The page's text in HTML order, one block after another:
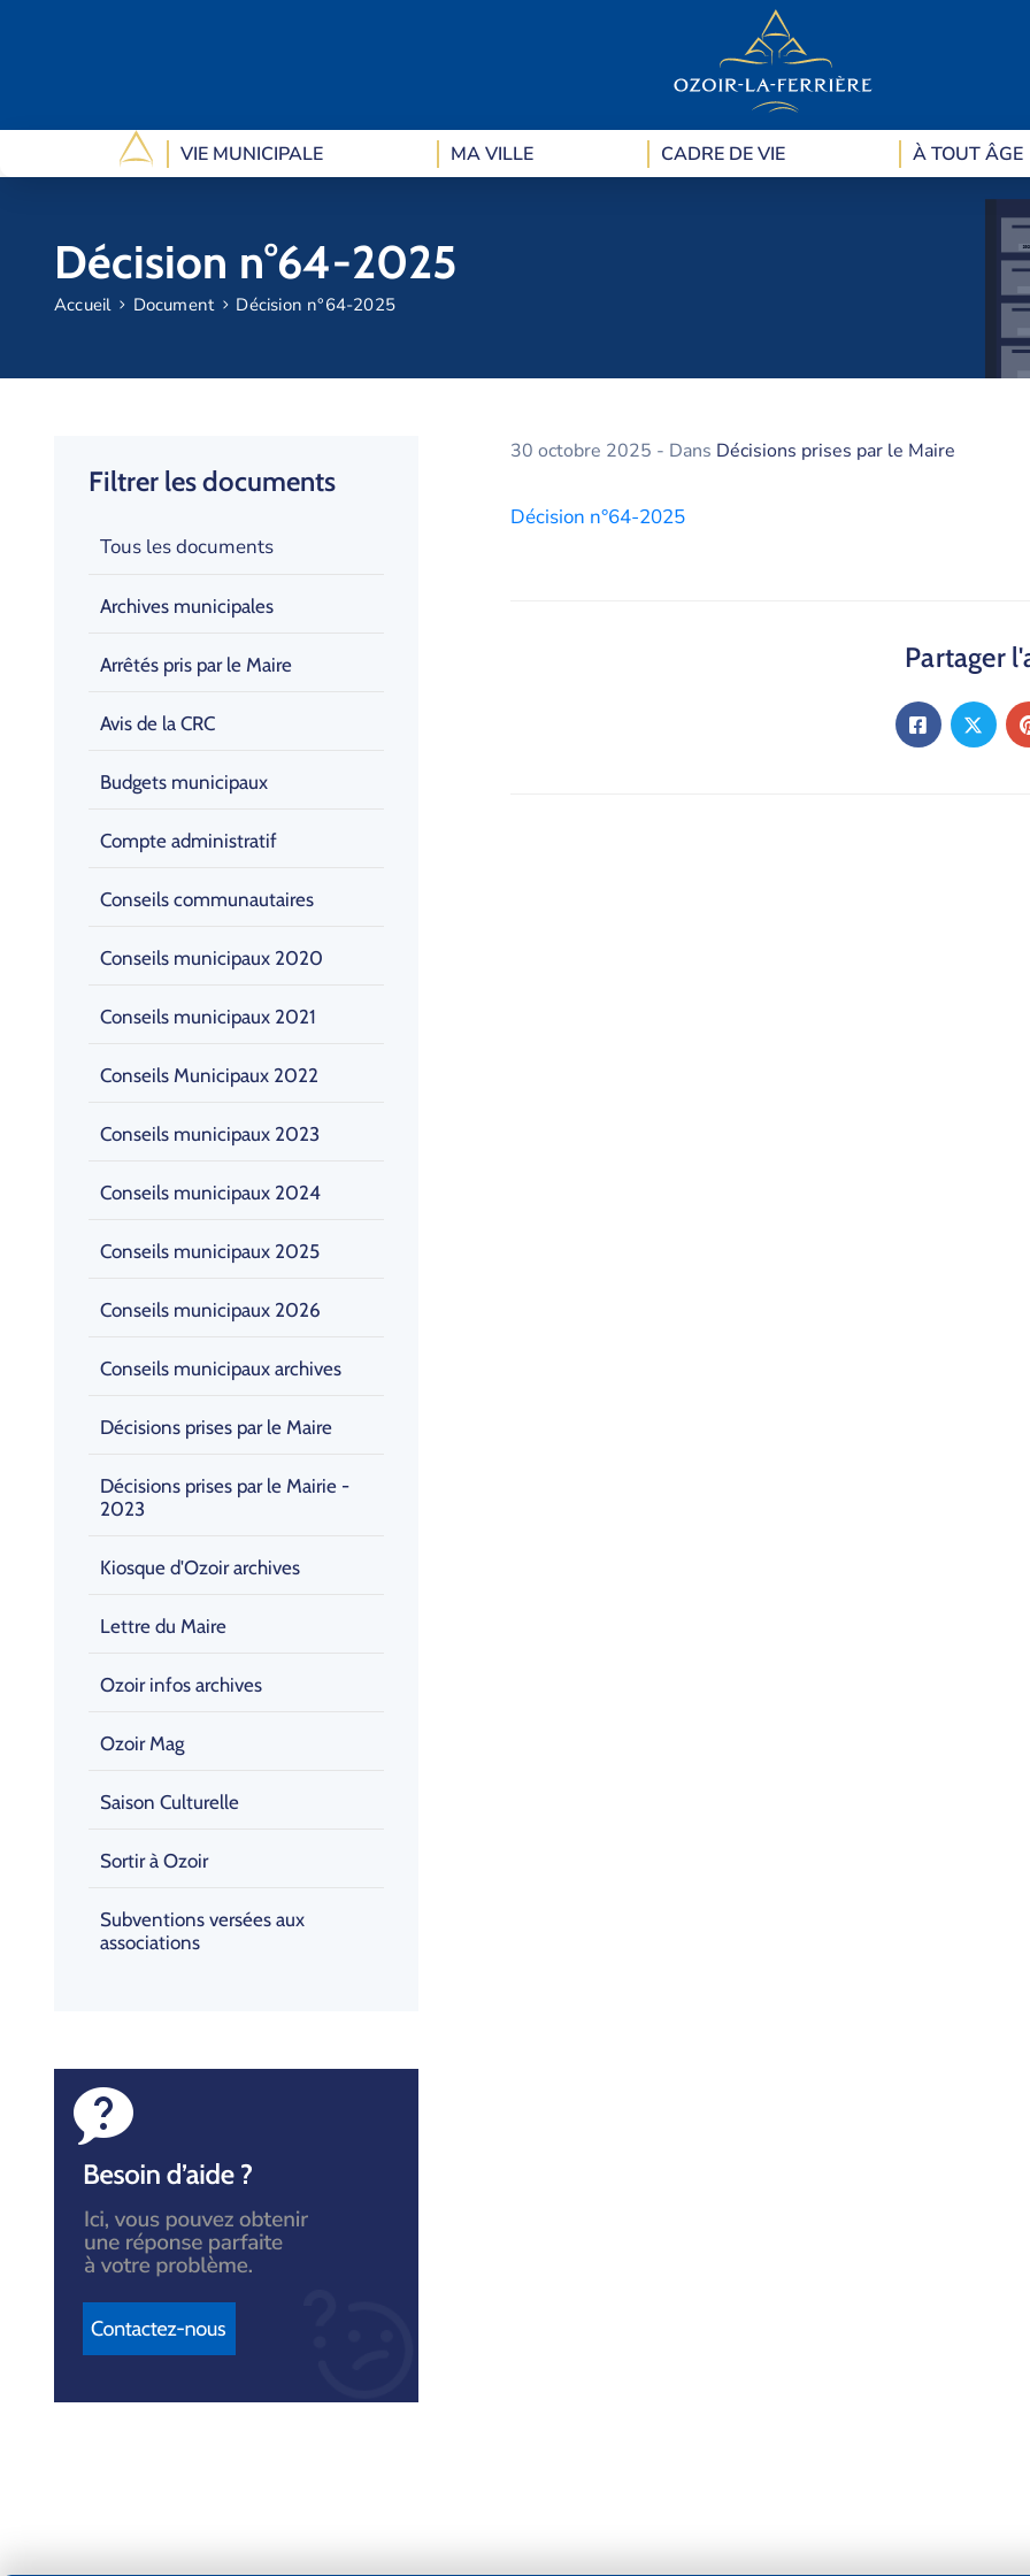
VIE MUNICIPALE MA VILLE CADRE DE VIE À TOUT ÂGE
Décision n°64-2025
Accueil Document Décision n°64-2025
Filtrer les documents
Tous les documents
Archives municipales
Arrêtés pris par le Maire
Avis de la CRC
Budgets municipaux
Compte administratif
Conseils communautaires
Conseils municipaux 2020
Conseils municipaux 2021
Conseils Municipaux 2022
Conseils municipaux 2023
Conseils municipaux 2024
Conseils municipaux 2025
Conseils municipaux 2026
Conseils municipaux archives
Décisions prises par le Maire
Décisions prises par le Mairie -
2023
Kiosque d'Ozoir archives
Lettre du Maire
Ozoir infos archives
Ozoir Mag
Saison Culturelle
Sortir à Ozoir
Subventions versées aux
associations
30 octobre 2025 - Dans Décisions prises par le Maire
Décision n°64-2025
Partager